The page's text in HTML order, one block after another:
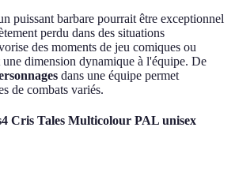
puissant barbare pourrait être exceptionnel
perdu dans des situations
des moments de jeu comiques ou
une dimension dynamique à l'équipe. De
dans une équipe permet
de combats variés.
Cris Tales Multicolour PAL unisex